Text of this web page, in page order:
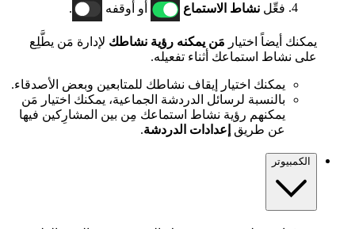
فعِّل نشاط الاستماع أو أوقفه
يمكنك أيضاً اختيار مَن يمكنه رؤية نشاطك لإدارة مَن يطَّلِع
على نشاط استماعك أثناء تفعيله.
يمكنك اختيار إيقاف نشاطك للمتابعين وبعض الأصدقاء.
بالنسبة لرسائل الدردشة الجماعية، يمكنك اختيار مَن
يمكنهم رؤية نشاط استماعك مِن بين المشارِكين فيها
عن طريق إعدادات الدردشة.
الكمبيوتر